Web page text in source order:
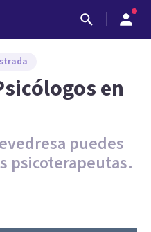
en
puedes
psicoterapeutas.